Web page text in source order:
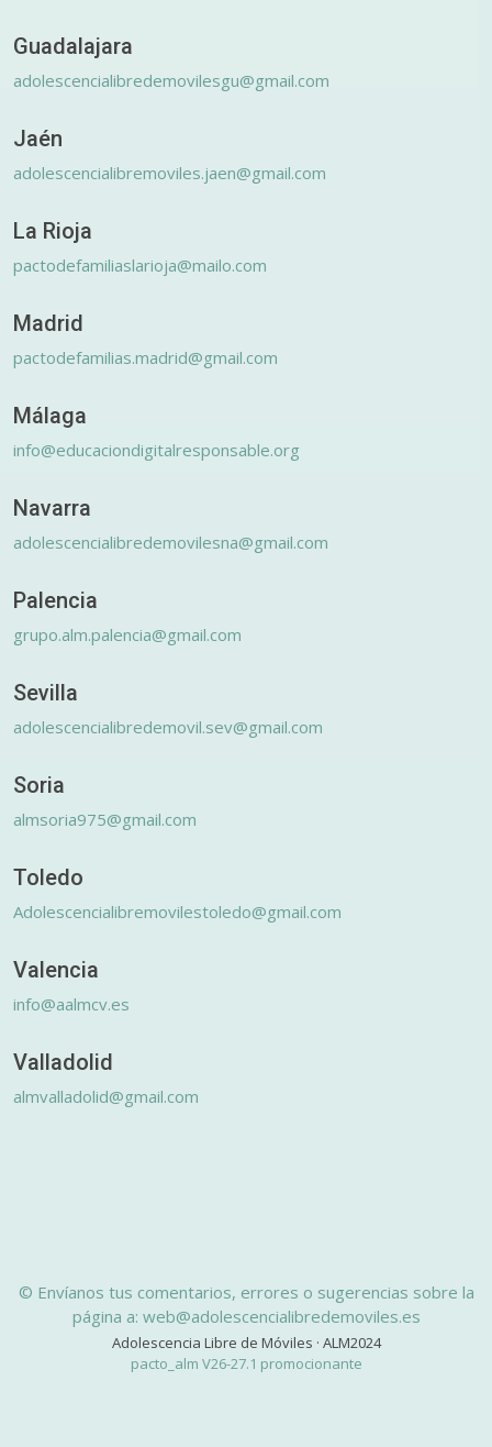
Guadalajara
adolescencialibredemovilesgu@gmail.com
Jaén
adolescencialibremoviles.jaen@gmail.com
La Rioja
pactodefamiliaslarioja@mailo.com
Madrid
pactodefamilias.madrid@gmail.com
Málaga
info@educaciondigitalresponsable.org
Navarra
adolescencialibredemovilesna@gmail.com
Palencia
grupo.alm.palencia@gmail.com
Sevilla
adolescencialibredemovil.sev@gmail.com
Soria
almsoria975@gmail.com
Toledo
Adolescencialibremovilestoledo@gmail.com
Valencia
info@aalmcv.es
Valladolid
almvalladolid@gmail.com
© Envíanos tus comentarios, errores o sugerencias sobre la
página a: web@adolescencialibredemoviles.es
Adolescencia Libre de Móviles · ALM2024
pacto_alm V26-27.1 promocionante